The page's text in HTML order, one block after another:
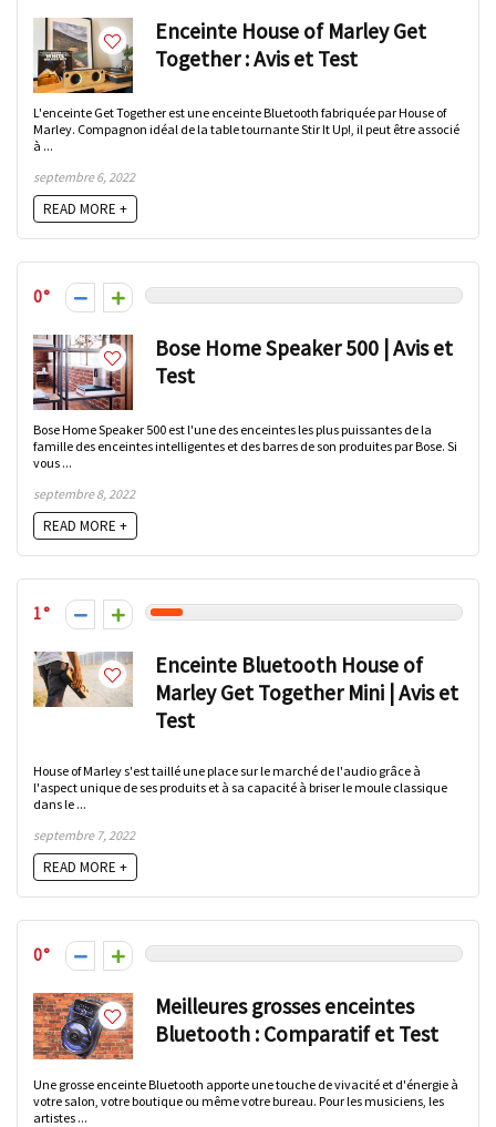
Enceinte House of Marley Get
Together : Avis et Test
L'enceinte Get Together est une enceinte Bluetooth fabriquée par House of
Marley. Compagnon idéal de la table tournante Stir It Up!, il peut être associé
à ...
septembre 6, 2022
READ MORE +
0
Bose Home Speaker 500 | Avis et
Test
Bose Home Speaker 500 est l'une des enceintes les plus puissantes de la
famille des enceintes intelligentes et des barres de son produites par Bose. Si
vous ...
septembre 8, 2022
READ MORE +
1
Enceinte Bluetooth House of
Marley Get Together Mini | Avis et
Test
House of Marley s'est taillé une place sur le marché de l'audio grâce à
l'aspect unique de ses produits et à sa capacité à briser le moule classique
dans le ...
septembre 7, 2022
READ MORE +
0
Meilleures grosses enceintes
Bluetooth : Comparatif et Test
Une grosse enceinte Bluetooth apporte une touche de vivacité et d'énergie à
votre salon, votre boutique ou même votre bureau. Pour les musiciens, les
artistes ...